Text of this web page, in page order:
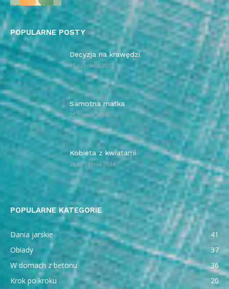
POPULARNE POSTY
Decyzja na krawędzi
15 czerwca 2015
Samotna matka
21 marca 2014
Kobieta z kwiatami
28 września 2014
POPULARNE KATEGORIE
Dania jarskie
41
Obiady
37
W domach z betonu
36
Krok po kroku
20